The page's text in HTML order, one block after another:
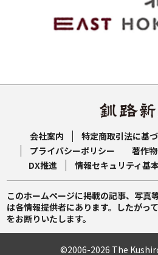
会社案内 特定商取引法に基
プライバシーポリシー
著作
DX推進
情報セキュリティ基
このホームページに掲載の記事、写真
は各情報提供者にあります。したがっ
をお断りいたします。
©2006-2026 The